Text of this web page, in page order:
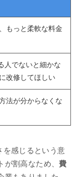
もっと柔軟な料金
人でないと細かな
改修してほしい
法が分からなくな
を感じるという意
が割高なため、費